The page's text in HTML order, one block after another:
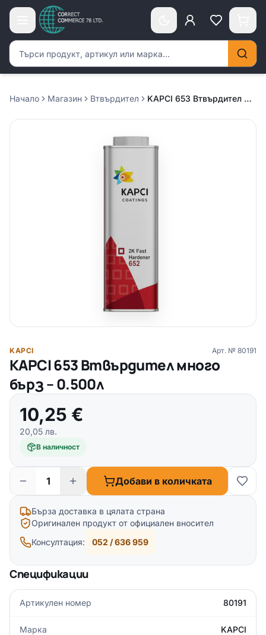
Търсене на продукти
Начало Магазин Втвърдител KAPCI 653 Втвърдител много бърз – 0.500л
KAPCI Арт. № 80191
KAPCI 653 Втвърдител много
бърз – 0.500л
10,25 €
20,05 лв.
В наличност
Добави в количката
Бърза доставка в цялата страна
Оригинален продукт от официален вносител
Консултация:
052 / 636 959
Спецификации
Артикулен номер 80191
Марка KAPCI